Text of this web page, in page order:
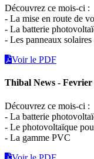
Découvrez ce mois-ci :
- La mise en route de
- La batterie
- Les panneaux
Voir le PDF
Thibal News - Fevrier
Découvrez ce mois-ci :
- La batterie
- Le photovoltaïque
- La gamme PVC